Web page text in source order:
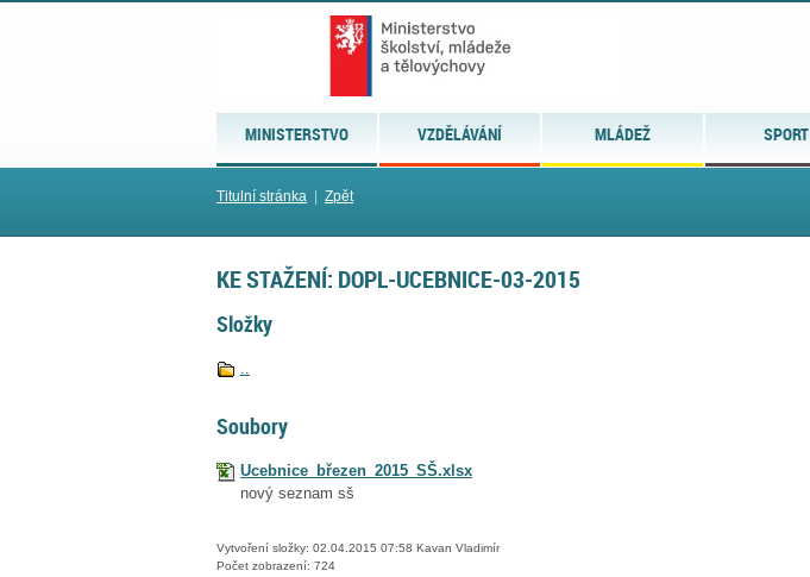
MINISTERSTVO VZDĚLÁVÁNÍ MLÁDEŽ SPORT
Titulní stránka Zpět
KE STAŽENÍ: DOPL-UCEBNICE-03-2015
Složky
..
Soubory
Ucebnice_březen_2015_SŠ.xlsx
nový seznam sš
Vytvoření složky: 02.04.2015 07:58 Kavan Vladimír
Počet zobrazení: 724